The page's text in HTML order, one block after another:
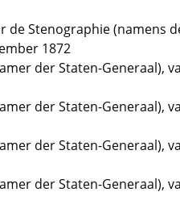
de Stenographie (namens
1872
der Staten-Generaal),
der Staten-Generaal),
der Staten-Generaal),
der Staten-Generaal),